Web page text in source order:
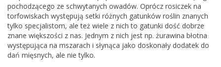
pochodzącego ze schwytanych owadów. Oprócz rosiczek na
torfowiskach występują setki różnych gatunków roślin znanych
tylko specjalistom, ale też wiele z nich to gatunki dość dobrze
znane większości z nas. Jednym z nich jest np. żurawina błotna
występująca na mszarach i słynąca jako doskonały dodatek do
dań mięsnych, ale nie tylko.